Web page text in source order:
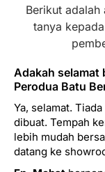
Berikut
tanya
Adakah selamat
Perodua Batu
Ya, selamat.
dibuat. Tempah
lebih mudah
datang ke